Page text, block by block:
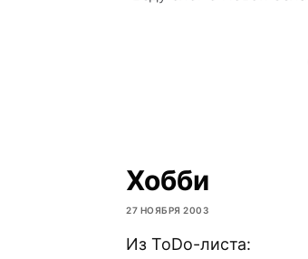
Хобби
27 НОЯБРЯ 2003
Из ToDo-листа: